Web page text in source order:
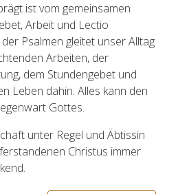
ist vom gemeinsamen
Arbeit und Lectio
Psalmen gleitet unser Alltag
Arbeiten, der
dem Stundengebet und
Leben dahin. Alles kann den
Gottes.
unter Regel und Äbtissin
Christus immer